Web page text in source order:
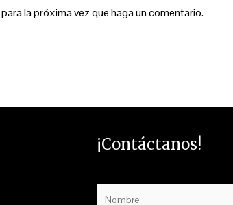
la próxima vez que haga un comentario.
¡Contáctanos!